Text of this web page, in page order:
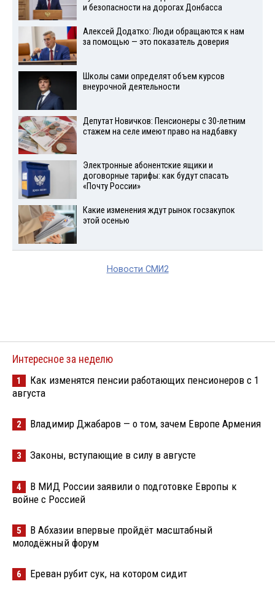
и безопасности на дорогах Донбасса
Алексей Додатко: Люди обращаются к нам
за помощью — это показатель доверия
Школы сами определят объем курсов
внеурочной деятельности
Депутат Новичков: Пенсионеры с 30-летним
стажем на селе имеют право на надбавку
Электронные абонентские ящики и
договорные тарифы: как будут спасать
«Почту России»
Какие изменения ждут рынок госзакупок
этой осенью
Новости СМИ2
Интересное за неделю
1
Как изменятся пенсии работающих пенсионеров с 1
августа
2 Владимир Джабаров — о том, зачем Европе Армения
3 Законы, вступающие в силу в августе
4
В МИД России заявили о подготовке Европы к
войне с Россией
5
В Абхазии впервые пройдёт масштабный
молодёжный форум
6 Ереван рубит сук, на котором сидит